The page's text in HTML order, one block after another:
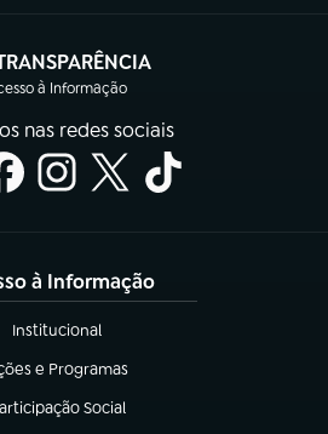
à Informação
(abre em nova aba)
nas redes sociais
à Informação
Institucional
(abre em nova aba)
e Programas
em nova aba)
Social
em nova aba)